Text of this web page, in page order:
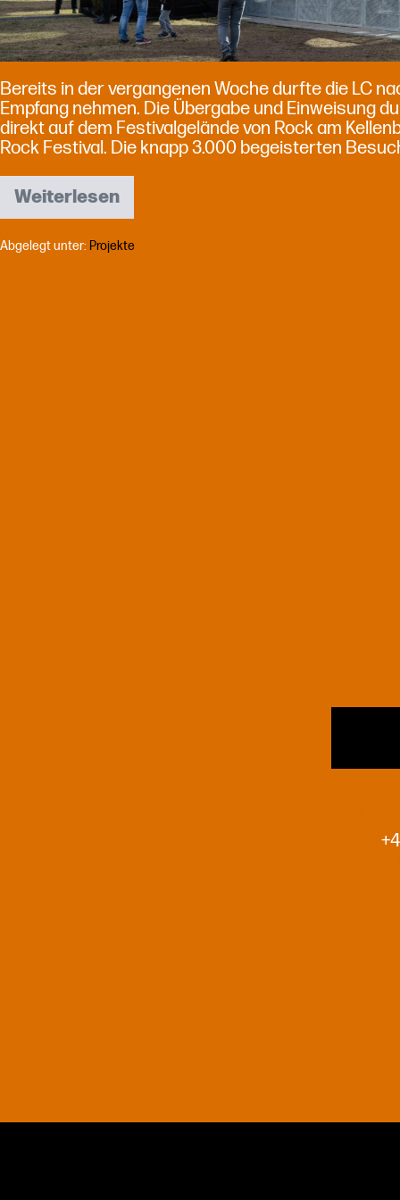
Bereits in der vergangenen Woche durfte die LC
Empfang nehmen. Die Übergabe und Einweisung
direkt auf dem Festivalgelände von Rock am
Rock Festival. Die knapp 3.000 begeisterten
WeiterlesenSmartStage180
Feuertaufe
bei
Rock
Abgelegt unter: Projekte